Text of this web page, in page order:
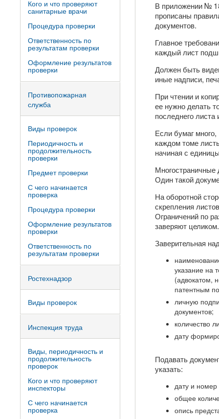
В приложении №
прописаны
документов.
Главное
каждый лист
Должен быть
иные надписи,
При чтении и
ее нужно делать
последнего
Если бумаг
каждом томе
начиная с
Многостраничные
Один такой
На оборотной
скрепления
Ограничений по
заверяют целиком.
Заверительная
указание на
(адвокатом,
патентным
личную
документов;
количество
дату
Подавать
указать:
дату и номер
общее
опись
Кого и что проверяют
санитарные врачи
Процедура проверки
Ответственность по
результатам проверки
Оформление результатов
проверки
Противопожарная
служба
Виды проверок
Периодичность и
продолжительность
проверки
Предмет проверки
С чего начинается
проверка
Процедура проверки
Оформление результатов
проверки
Ответственность по
результатам проверки
Ростехнадзор
Виды проверок
Инспекция труда
Виды, периодичность и
продолжительность
проверок
Кого и что проверяют
инспекторы
С чего начинается
проверка